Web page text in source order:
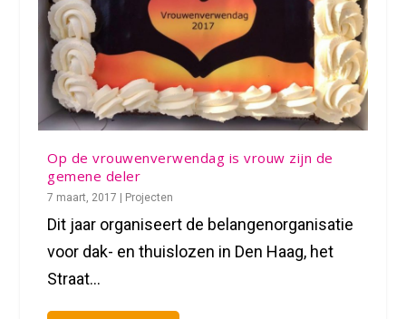
Op de vrouwenverwendag is vrouw zijn de
gemene deler
7 maart, 2017 Projecten
Dit jaar organiseert de belangenorganisatie
voor dak- en thuislozen in Den Haag, het
Straat...